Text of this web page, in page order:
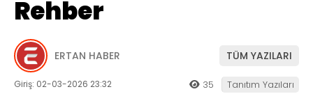
Rehber
ERTAN HABER TÜM YAZILARI
Giriş: 02-03-2026 23:32 35 Tanıtım Yazıları